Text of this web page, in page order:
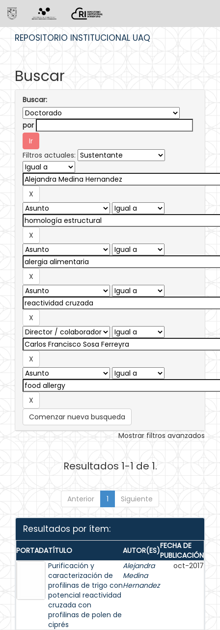
REPOSITORIO INSTITUCIONAL UAQ
Buscar
Buscar:
por
Filtros actuales:
Comenzar nueva busqueda
Mostrar filtros avanzados
Resultados 1-1 de 1.
Anterior 1 Siguiente
Resultados por ítem:
PORTADATÍTULO AUTOR(ES)FECHA DE
PUBLICACIÓN
Purificación y
caracterización de
profilinas de trigo con
potencial reactividad
cruzada con
profilinas de polen de
ciprés
Alejandra
Medina
Hernandez
oct-2017